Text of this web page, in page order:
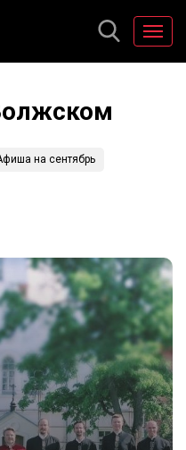
на сентябрь